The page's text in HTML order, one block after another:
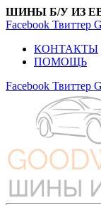
ШИНЫ Б/У ИЗ
Facebook Твиттер
КОНТАКТЫ
ПОМОЩЬ
Facebook Твиттер